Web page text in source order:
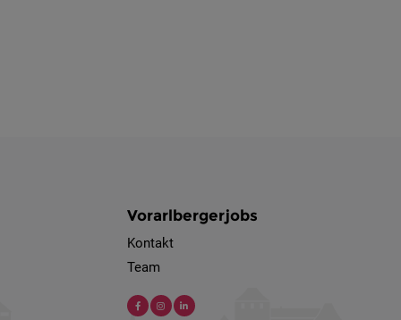
Vorarlbergerjobs
Kontakt
Team